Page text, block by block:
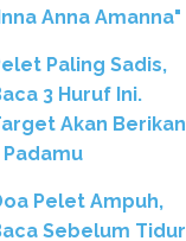
Anna Amanna"
Paling Sadis,
3 Huruf Ini.
Akan Berikan
Pelet Ampuh,
Sebelum Tidur